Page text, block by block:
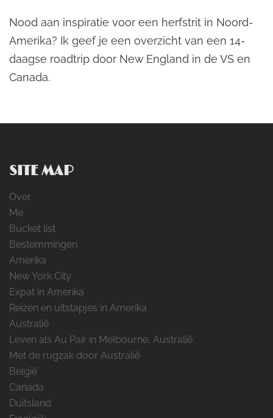
Nood aan inspiratie voor een herfstrit in Noord-
Amerika? Ik geef je een overzicht van een 14-
daagse roadtrip door New England in de VS en
Canada.
SITE MAP
Over
Me
Bucket list
Bestemmingen
Amerika
New York City
Expat in Amerika
Reizen en uitstapjes in Amerika
Australië
Leven als Au Pair in Melbourne, Australië
Met de rugzak door Australië
België
Canada
Duitsland